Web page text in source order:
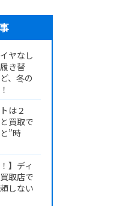
ヤなし
き替
、冬の
は２
買取で
”時
】ディ
取店で
しない